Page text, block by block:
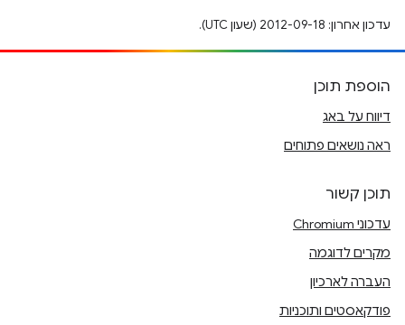
עדכון אחרון: 2012-09-18 (שעון UTC).
הוספת תוכן
דיווח על באג
ראה נושאים פתוחים
תוכן קשור
עדכוני Chromium
מקרים לדוגמה
העברה לארכיון
פודקאסטים ותוכניות